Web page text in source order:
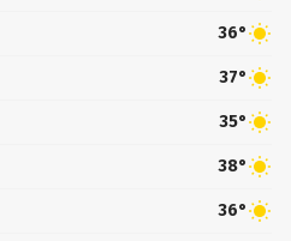
36°
37°
35°
38°
36°